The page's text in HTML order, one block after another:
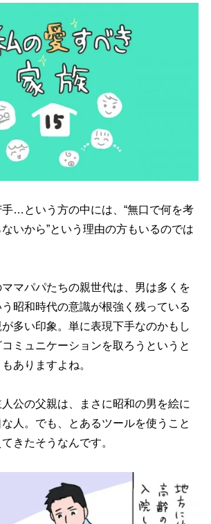
…という方の中には、“無口で何を考
いから”という理由の方もいるのでは
マパパたちの親世代は、男は多くを
昭和時代の意識が根強く残っている
多い印象。単に表現下手なのかもし
ミュニケーションを取ろうというと
ありますよね。
公の父親は、まさに昭和の男を絵に
人。でも、とあるツールを使うこと
きたそうなんです。